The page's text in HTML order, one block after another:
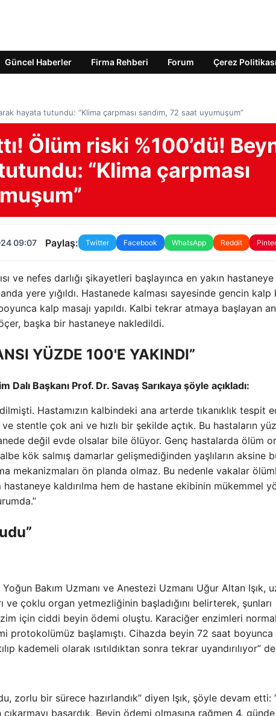
Güncel Haberler Firma Rehberi Forum Çerez Politikası
hayata tutundu: “Klima çarpması sandım, 72 saat uyumuşum”
Ölüm riski %100’dü!
“Klima çarpması
09:07 Paylaş: Twitter Facebook WhatsApp Reddit
ve nefes darlığı şikayetleri başlayınca en yakın hastaneye
yere yığıldı. Hastanede kalması sayesinde gencin kalp
kalp masajı yapıldı. Kalbi tekrar atmaya başlayan
başka bir hastaneye nakledildi.
YÜZDE 100'E YAKINDI”
Başkanı Prof. Dr. Savaş Sarıkaya şöyle açıkladı:
Hastamızın kalbindeki ana arterde tıkanıklık tespit
stentle çok ani ve hızlı bir şekilde açtık. Bu hastaların
değil evde olsalar bile ölüyor. Genç hastalarda ölüm
kök salmış damarlar gelişmediğinden yaşlıların aksine
mekanizmaları ön planda olmaz. Bu nedenle vakalar
hastaneye kaldırılma hem de hastane ekibinin mükemmel
Bakım Uzmanı ve Anestezi Uzmanı Uğur Altan Işık,
çoklu organ yetmezliğinin başladığını belirterek, şunları
için ciddi beyin ödemi oluştu. Karaciğer enzimleri normal
protokolümüz başlamıştı. Cihazda beyin 72 saat boyunca
kademeli olarak ısıtıldıktan sonra tekrar uyandırılıyor”
zorlu bir sürece hazırlandık” diyen Işık, şöyle devam etti:
başardık. Beyin ödemi olmasına rağmen 4.